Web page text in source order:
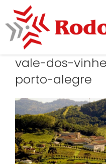
vale-dos-
porto-alegre